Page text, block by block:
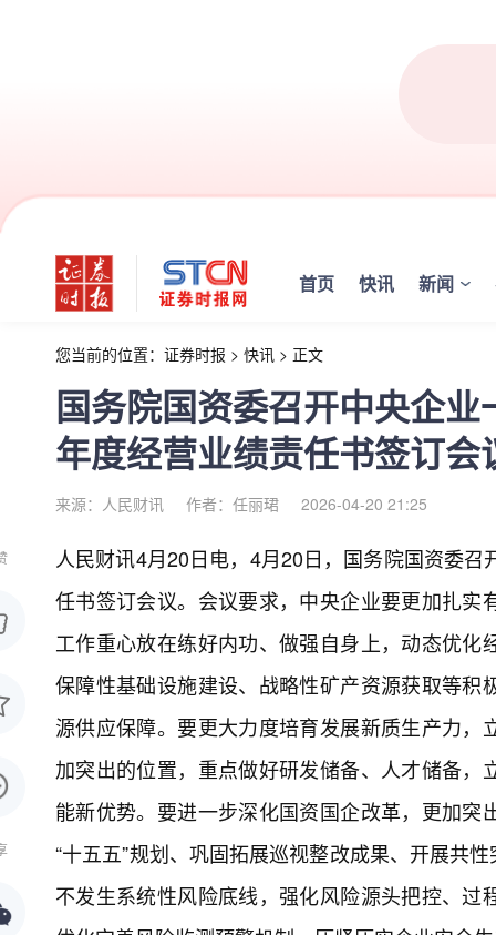
首页 快讯 新闻
您当前的位置： 证券时报 > 快讯 > 正文
国务院国资委召开中央企
年度经营业绩责任书签订会
来源：人民财讯 作者：任丽珺 2026-04-20 21:25
人民财讯4月20日电， 4月20日，国务院国资委召
任书签订会议。会议要求，中央企业要更加扎
工作重心放在练好内功、做强自身上，动态优
保障性基础设施建设、战略性矿产资源获取等
源供应保障。要更大力度培育发展新质生产力
加突出的位置，重点做好研发储备、人才储备
能新优势。要进一步深化国资国企改革，更加
“十五五”规划、巩固拓展巡视整改成果、开展共
不发生系统性风险底线，强化风险源头把控、